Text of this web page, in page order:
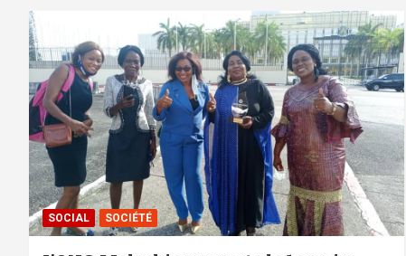
SOCIAL SOCIÉTÉ